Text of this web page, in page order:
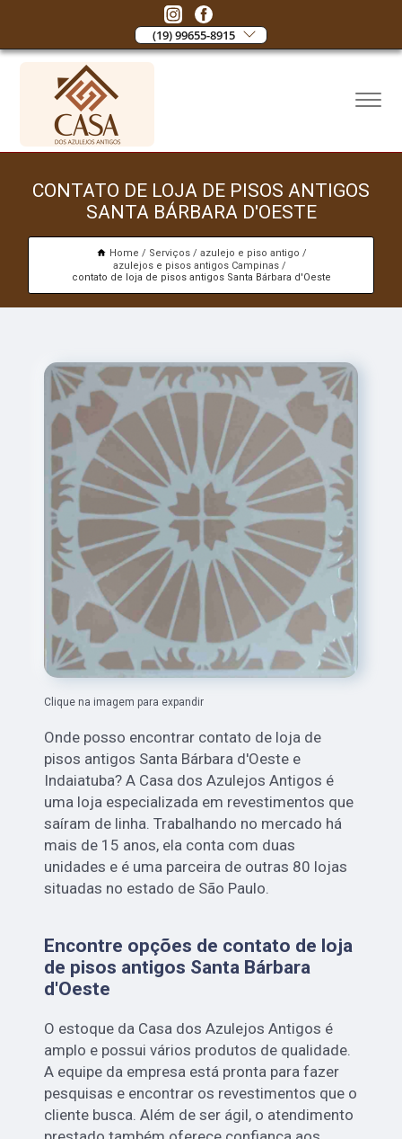
(19) 99655-8915
CONTATO DE LOJA DE PISOS ANTIGOS
SANTA BÁRBARA D'OESTE
Home Serviços
azulejo e piso antigo
azulejos e pisos antigos Campinas
contato de loja de pisos antigos Santa Bárbara d'Oeste
Clique na imagem para expandir
Onde posso encontrar contato de loja de
pisos antigos Santa Bárbara d'Oeste e
Indaiatuba? A Casa dos Azulejos Antigos é
uma loja especializada em revestimentos que
saíram de linha. Trabalhando no mercado há
mais de 15 anos, ela conta com duas
unidades e é uma parceira de outras 80 lojas
situadas no estado de São Paulo.
Encontre opções de contato de loja
de pisos antigos Santa Bárbara
d'Oeste
O estoque da Casa dos Azulejos Antigos é
amplo e possui vários produtos de qualidade.
A equipe da empresa está pronta para fazer
pesquisas e encontrar os revestimentos que o
cliente busca. Além de ser ágil, o atendimento